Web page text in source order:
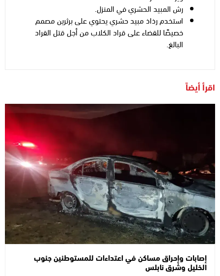
رش المبيد الحشري في المنزل.
استخدم رذاذ مبيد حشري يحتوي على برثرين مصمم
خصيصًا للقضاء على قراد الكلاب من أجل قتل القراد
البالغ.
اقرأ أيضاً
إصابات وإحراق مساكن في اعتداءات للمستوطنين جنوب
الخليل وشرق نابلس